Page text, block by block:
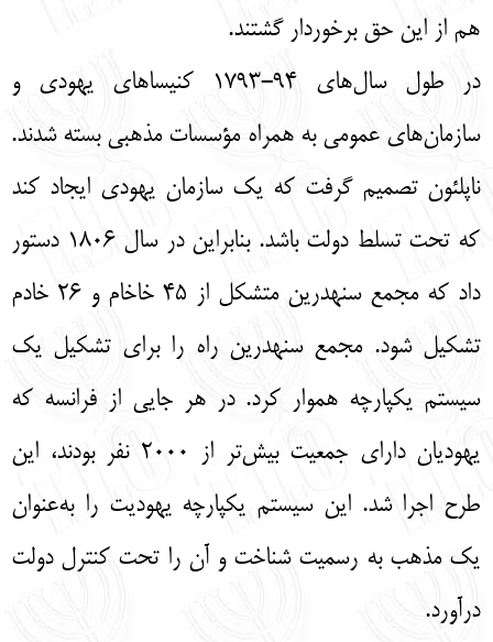
هم از این حق برخوردار گشتند.
در طول سال‌های 94-1793 کنیساهای یهودی و
سازمان‌های عمومی به همراه مؤسسات مذهبی بسته شدند.
ناپلئون تصمیم گرفت که یک سازمان یهودی ایجاد کند
که تحت تسلط دولت باشد. بنابراین در سال 1806 دستور
داد که مجمع سنهدرین متشکل از 45 خاخام و 26 خادم
تشکیل شود. مجمع سنهدرین راه را برای تشکیل یک
سیستم یکپارچه هموار کرد. در هر جایی از فرانسه که
یهودیان دارای جمعیت بیش‌تر از 2000 نفر بودند، این
طرح اجرا شد. این سیستم یکپارچه یهودیت را به‌عنوان
یک مذهب به رسمیت شناخت و آن را تحت کنترل دولت
درآورد.